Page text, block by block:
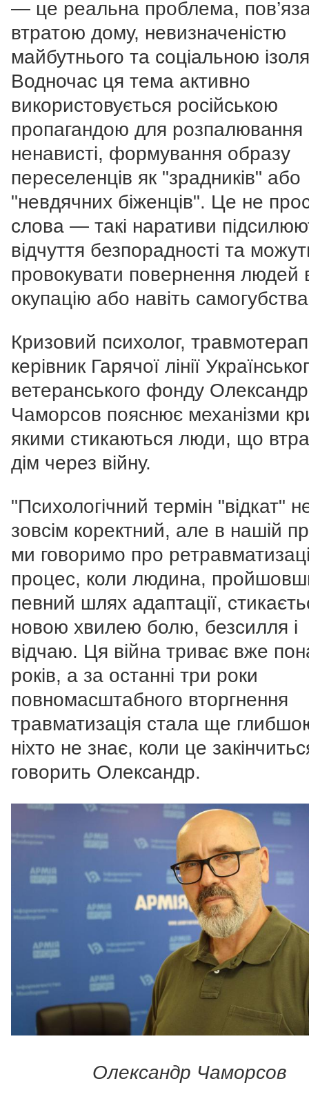
— це реальна проблема,
втратою дому, невизначеністю
майбутнього та соціальною
Водночас ця тема активно
використовується російською
пропагандою для розпалювання
ненависті, формування образу
переселенців як "зрадників" або
"невдячних біженців". Це не
слова — такі наративи
відчуття безпорадності та
провокувати повернення людей
окупацію або навіть
Кризовий психолог,
керівник Гарячої лінії
ветеранського фонду Олександр
Чаморсов пояснює механізми
якими стикаються люди, що
дім через війну.
"Психологічний термін "відкат"
зовсім коректний, але в нашій
ми говоримо про
процес, коли людина,
певний шлях адаптації,
новою хвилею болю, безсилля і
відчаю. Ця війна триває вже
років, а за останні три роки
повномасштабного вторгнення
травматизація стала ще
ніхто не знає, коли це
говорить Олександр.
Олександр Чаморсов